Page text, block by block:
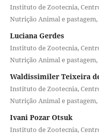
Instituto de Zootecnia,
Nutrição Animal e pastagem,
Luciana Gerdes
Instituto de Zootecnia,
Nutrição Animal e pastagem,
Waldissimiler Teixeira
Instituto de Zootecnia,
Nutrição Animal e pastagem,
Ivani Pozar Otsuk
Instituto de Zootecnia,